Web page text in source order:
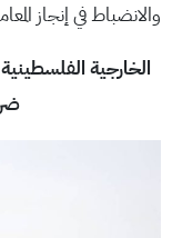
والانضباط في إنجاز
الخارجية